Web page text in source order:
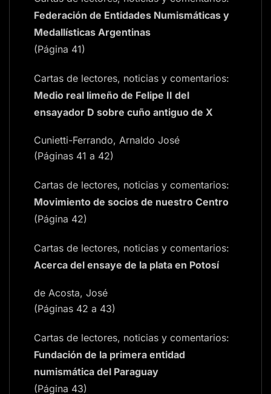
Federación de Entidades Numismáticas y
Medallísticas Argentinas
(Página 41)
Cartas de lectores, noticias y comentarios:
Medio real limeño de Felipe II del
ensayador D sobre cuño antiguo de X
Cunietti-Ferrando, Arnaldo José
(Páginas 41 a 42)
Cartas de lectores, noticias y comentarios:
Movimiento de socios de nuestro Centro
(Página 42)
Cartas de lectores, noticias y comentarios:
Acerca del ensaye de la plata en Potosí
de Acosta, José
(Páginas 42 a 43)
Cartas de lectores, noticias y comentarios:
Fundación de la primera entidad
numismática del Paraguay
(Página 43)